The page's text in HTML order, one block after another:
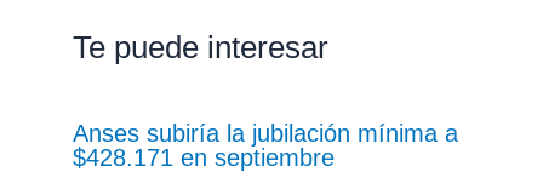
Te puede interesar
Anses subiría la jubilación mínima a
$428.171 en septiembre